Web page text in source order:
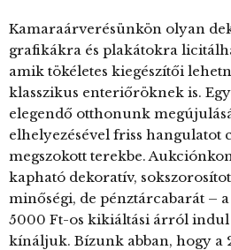
Kamaraárverésünkön olyan
grafikákra és plakátokra
amik tökéletes kiegészítői
klasszikus enteriőröknek is.
elegendő otthonunk
elhelyezésével friss hangulatot
megszokott terekbe.
kapható dekoratív,
minőségi, de pénztárcabarát –
5000 Ft-os kikiáltási árról
kínáljuk. Bízunk abban, hogy a